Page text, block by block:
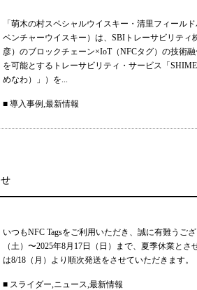
「萌木の村スペシャルウイスキー・清里フィール
ベンチャーウイスキー）は、SBIトレーサビリテ
彦）のブロックチェーン×IoT（NFCタグ）の技術
を可能とするトレーサビリティ・サービス「
めなわ）」）を...
■ 導入事例,最新情報
いつもNFC Tagsをご利用いただき、誠に有難う
（土）〜2025年8月17日（日）まで、夏季休業と
は8/18（月）より順次発送をさせていただきま
■ スライダー,ニュース,最新情報